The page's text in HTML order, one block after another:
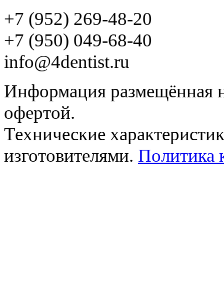
+7 (952) 269-48-20
‪+7 (950) 049-68-40
info@4dentist.ru
Информация размещённая
офертой.
Технические
изготовителями. Политика